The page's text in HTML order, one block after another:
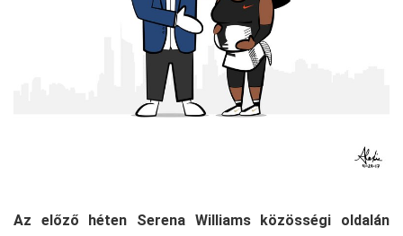
Az előző héten Serena Williams közösségi oldalán